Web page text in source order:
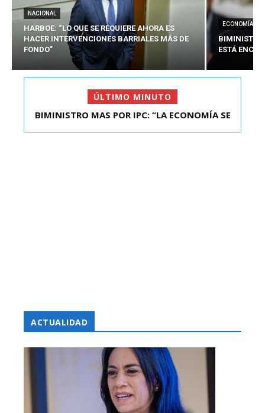
NACIONAL
HARBOE: “LO QUE SE REQUIERE AHORA ES
HACER INTERVENCIONES BARRIALES MÁS DE
FONDO”
ECONOMÍA
BIMINISTRO
ESTÁ
ÚLTIMO MINUTO
KAST SE REUNIÓ CON EL PRESIDENTE ELECTO DE
BIMINISTRO MAS POR IPC: “LA ECONOMÍA SE
ACTUALIDAD